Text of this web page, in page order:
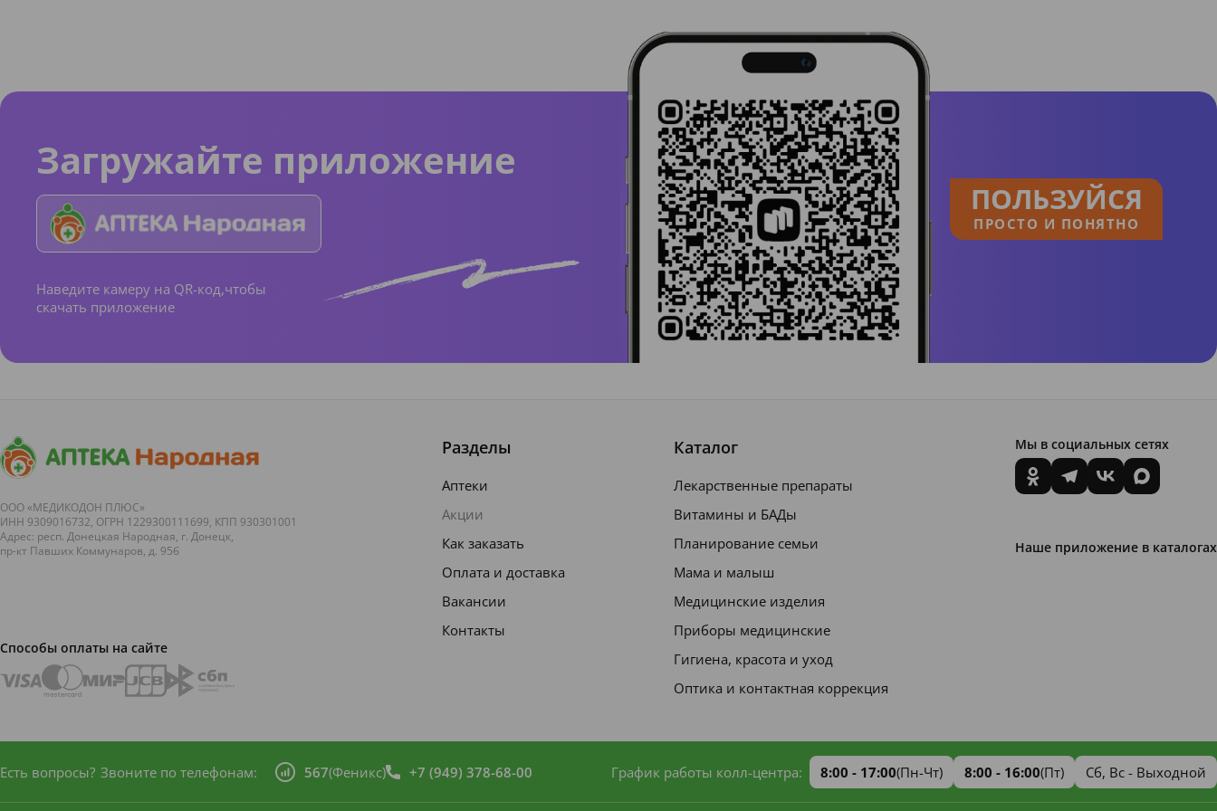
Загружайте приложение
Наведите камеру на QR-код,чтобы
скачать приложение
ПОЛЬЗУЙСЯ
ПРОСТО И ПОНЯТНО
ООО «МЕДИКОДОН ПЛЮС»
ИНН 9309016732, ОГРН 1229300111699, КПП 930301001
Адрес: респ. Донецкая Народная, г. Донецк,
пр-кт Павших Коммунаров, д. 95б
Способы оплаты на сайте
Разделы
Аптеки
Акции
Как заказать
Оплата и доставка
Вакансии
Контакты
Каталог
Лекарственные препараты
Витамины и БАДы
Планирование семьи
Мама и малыш
Медицинские изделия
Приборы медицинские
Гигиена, красота и уход
Оптика и контактная коррекция
Мы в социальных сетях
Наше приложение в каталогах
Есть вопросы? Звоните по телефонам: 567(Феникс) +7 (949) 378-68-00 График работы колл-центра: 8:00 - 17:00(Пн-Чт) 8:00 - 16:00(Пт) Сб, Вс - Выходной